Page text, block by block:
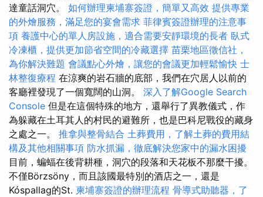
達童話洞穴。 如何辦理柬埔寨簽證，簡單又高效 提供專業
的外燴服務，滿足您的宴會需求 菲律賓簽證辦理的注意事
項 養護中心的單人房設施，適合需要安靜環境的長者 臥式
冷凍櫃，提供更加節省空間的冷藏選擇 苗栗地區徵信社，
為你解決難題 會議點心外燴，讓您的會議更加輕鬆愉快 士
林整復療程 在涼爽的岩石牆的底部，我們在穴居人以前的
客廳裡發現了一個寬闊的山洞。 深入了解Google Search
Console 但是在這個特殊的地方，還舉行了異教儀式，作
為躲藏在土耳其人的村民的避難所，也是巴科尼戰役的藏身
之處之一。 推拿與整骨結合 土葬費用，了解土葬的費用結
構及其他相關事項 防水抓漏，徹底解決您家中的漏水困擾
目前，蝙蝠在後背耕種，洞穴的段落和天花板不那麼干擾。
不僅Börzsöny，而且該國最特別的酒店之一，還是
Kóspallag的St. 柬埔寨簽證的辦理流程 骨導式助聽器，了